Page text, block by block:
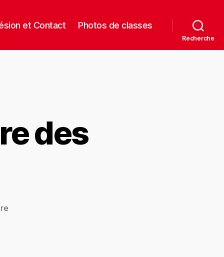
et Contact Photos de classes
Recherche
des